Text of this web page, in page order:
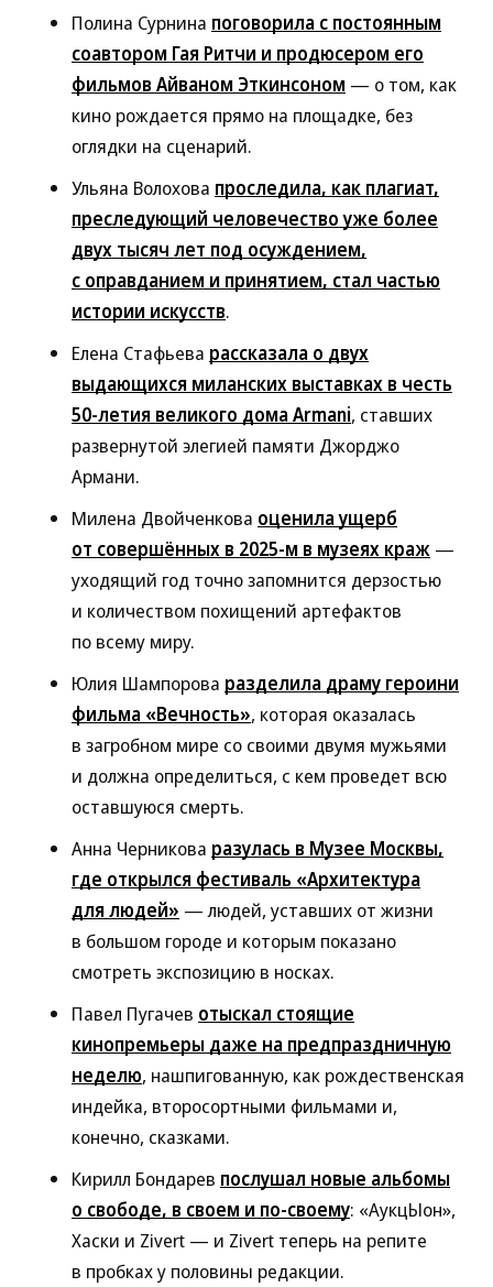
Полина Сурнина поговорила с постоянным
соавтором Гая Ритчи и продюсером его
фильмов Айваном Эткинсоном — о том, как
кино рождается прямо на площадке, без
оглядки на сценарий.
Ульяна Волохова проследила, как плагиат,
преследующий человечество уже более
двух тысяч лет под осуждением,
с оправданием и принятием, стал частью
истории искусств.
Елена Стафьева рассказала о двух
выдающихся миланских выставках в честь
50-летия великого дома Armani, ставших
развернутой элегией памяти Джорджо
Армани.
Милена Двойченкова оценила ущерб
от совершённых в 2025-м в музеях краж —
уходящий год точно запомнится дерзостью
и количеством похищений артефактов
по всему миру.
Юлия Шампорова разделила драму героини
фильма «Вечность», которая оказалась
в загробном мире со своими двумя мужьями
и должна определиться, с кем проведет всю
оставшуюся смерть.
Анна Черникова разулась в Музее Москвы,
где открылся фестиваль «Архитектура
для людей» — людей, уставших от жизни
в большом городе и которым показано
смотреть экспозицию в носках.
Павел Пугачев отыскал стоящие
кинопремьеры даже на предпраздничную
неделю, нашпигованную, как рождественская
индейка, второсортными фильмами и,
конечно, сказками.
Кирилл Бондарев послушал новые альбомы
о свободе, в своем и по-своему: «АукцЫон»,
Хаски и Zivert — и Zivert теперь на репите
в пробках у половины редакции.